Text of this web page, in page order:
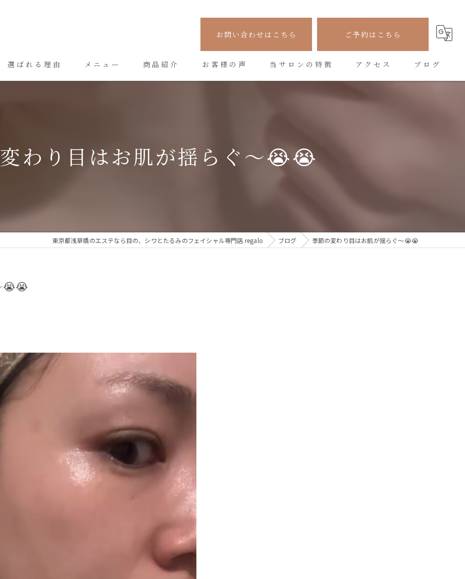
お問い合わせはこちら ご予約はこちら
選ばれる理由 メニュー 商品紹介 お客様の声 当サロンの特徴
美容
アクセス ブログ
わり目はお肌が揺らぐ〜😭😭
東京都浅草橋のエステなら目の、シワとたるみのフェイシャル専門店 regalo ブログ 季節の変わり目はお肌が揺らぐ〜😭😭
😭😭